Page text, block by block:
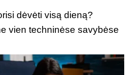
dėvėti visą dieną?
vien techninėse savybėse